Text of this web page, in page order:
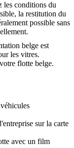
les conditions du
la restitution du
possible sans
belge est
les vitres.
flotte belge.
sur la carte
avec un film